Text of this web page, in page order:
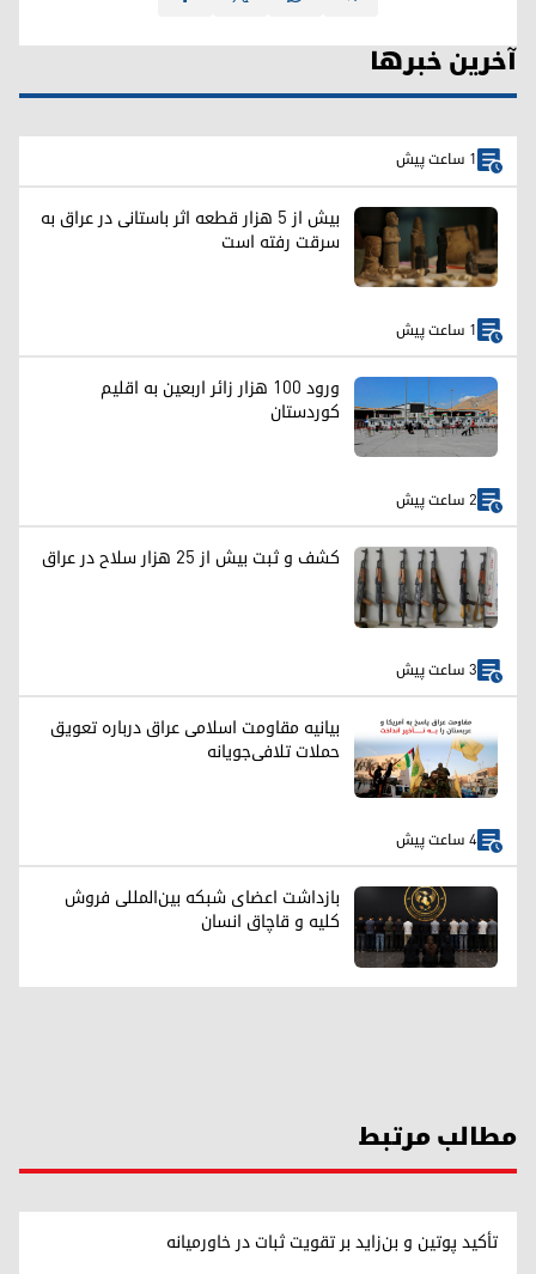
آخرین خبرها
1 ساعت پیش
بیش از ۵ هزار قطعه اثر باستانی در عراق به
سرقت رفته است
1 ساعت پیش
ورود ۱۰۰ هزار زائر اربعین به اقلیم
کوردستان
2 ساعت پیش
کشف و ثبت بیش از ۲۵ هزار سلاح در عراق
3 ساعت پیش
بیانیه مقاومت اسلامی عراق درباره تعویق
حملات تلافی‌جویانه
4 ساعت پیش
بازداشت اعضای شبکه بین‌المللی فروش
کلیه و قاچاق انسان
مطالب مرتبط
تأکید پوتین و بن‌زاید بر تقویت ثبات در خاورمیانه